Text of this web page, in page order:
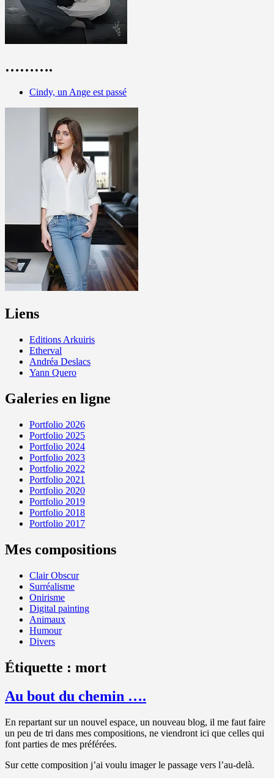
……….
Cindy, un Ange est passé
Liens
Editions Arkuiris
Etherval
Andréa Deslacs
Yann Quero
Galeries en ligne
Portfolio 2026
Portfolio 2025
Portfolio 2024
Portfolio 2023
Portfolio 2022
Portfolio 2021
Portfolio 2020
Portfolio 2019
Portfolio 2018
Portfolio 2017
Mes compositions
Clair Obscur
Surréalisme
Onirisme
Digital painting
Animaux
Humour
Divers
Étiquette : mort
Au bout du chemin ….
En repartant sur un nouvel espace, un nouveau blog, il me faut faire
un peu de tri dans mes compositions, ne viendront ici que celles qui
font parties de mes préférées.
Sur cette composition j’ai voulu imager le passage vers l’au-delà.